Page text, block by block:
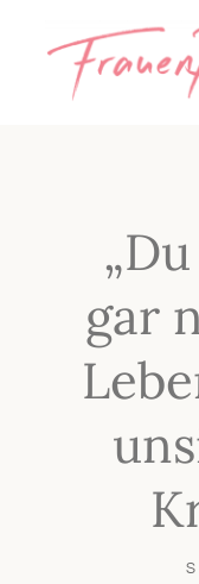
gar